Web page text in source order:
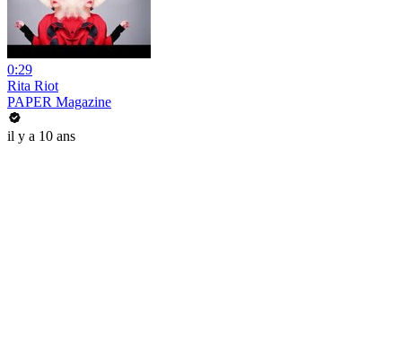
0:29
Rita Riot
PAPER Magazine
il y a 10 ans